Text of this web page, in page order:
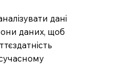
дані
даних, щоб